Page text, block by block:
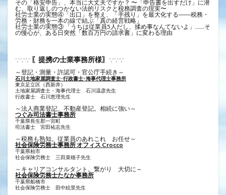
その「格安申告」、本当に大丈夫ですか？ 〜「申告書を出すだけ」に潜
む、取り返しのつかない法的リスクと税務調査の現実〜
社労士業の実態④「出口」を整え、「手残り」を最大化する――税務・
労務・財務を一本の線で結ぶ「真の経営戦略」
社労士業の実態③ 「うちは従業員5人だし、揉め事なんてないよ」……そ
の慢心が、ある日突然「数百万円の請求書」に変わる理由
∵∵∵ 〖提携の士業事務所様〗
∵∵∵
～登記・測量・許認可・官公庁手続き～
石川土地家屋調査士･行政書士･海事代理士事務所
東京足立区（西新井）
土地家屋調査士・海事代理士 石川温彦先生
行政書士 ​石川恵理先生
～法人商業登記、不動産登記。相続に強い～
つぐみ司法書士事務所
千葉県長生郡一宮町
司法書士 宮田祐志先生
～税務も熟知。従業員のあれこれ お任せ～
社会保険労務士事務所 オフィス Crocco
千葉県柏市
社会保険労務士 三田菜穂子先生
～キャリアコンサルタント。繋がり 大切に～
社会保険労務士たなか事務所
千葉県船橋市
社会保険労務士 田中絵里先生